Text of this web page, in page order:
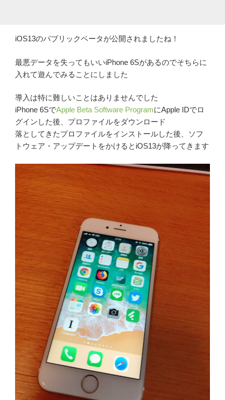
iOS13のパブリックベータが公開されましたね！
最悪データを失ってもいいiPhone 6Sがあるのでそちらに
入れて遊んでみることにしました
導入は特に難しいことはありませんでした
iPhone 6SでApple Beta Software ProgramにApple IDでロ
グインした後、プロファイルをダウンロード
落としてきたプロファイルをインストールした後、ソフ
トウェア・アップデートをかけるとiOS13が降ってきます